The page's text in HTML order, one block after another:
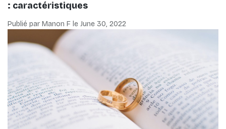
: caractéristiques
Publié par Manon F le June 30, 2022